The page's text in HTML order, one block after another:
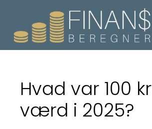
Hvad var 100 kr
værd i 2025?